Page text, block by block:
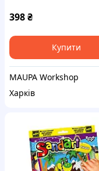
398₴
Купити
MAUPA Workshop
Харків